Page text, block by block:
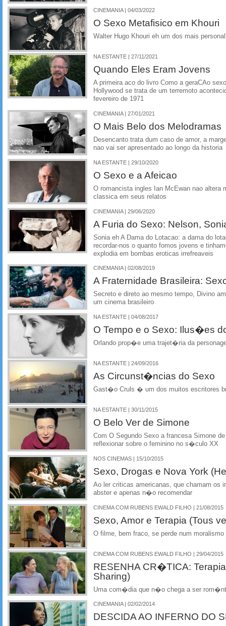
CINEMANIA | 04/03/2022
O Sexo Metafisico em Khouri
Walter Hugo Khouri eh um dos mais
NA ESTANTE | 27/11/2021
Quando Eles Eram Jovens
A primeira aco do livro Como a geraCAo
Hollywood se trata de um terremoto
fevereiro de 1971
CINEMANIA | 27/01/2021
O Mais Belo dos Melodramas
Desencanto trata dum caso de amor, a
nao vai ser apresentado ao longo da historia
NA ESTANTE | 29/10/2020
O Sexo e a Afeicao
O romancista ingles Ian McEwan nao altera
classica em seus relatos
CINEMANIA | 29/06/2020
A Furia do Sexo: Nelson,
Sonia eh A Dama do Lotacao: a dama do
recordar-nos o quanto fomos jovens e
explodia em bombas eroticas irrefreaveis
CINEMANIA | 02/08/2019
A Fraternidade Brasileira:
Secreto e direto ao mesmo tempo, Divino
um cinema brasileiro
NA ESTANTE | 04/08/2017
O Tempo e o Sexo: Ilus�es
Orlando prop�e uma trajet�ria da
NA ESTANTE | 24/09/2016
As Circunst�ncias do Sexo
Gast�o Cruls � um dos muitos escritores
NA ESTANTE | 30/11/2015
O Belo Ver de Simone
Com O Segundo Sexo a francesa Simone
reflexionar sobre o feminino no s�culo XX
NOS CINEMAS | 15/10/2015
Sexo, Drogas e Nova York
Ao ler criticas americanas, que chamam
abster e apenas n�o recomendar
CINEMA COM RUBENS EWALD FILHO | 21/08/2015
Sexo, Amor e Terapia (Tous
O filme, bem fraco, se perde num moralismo
CINEMA COM RUBENS EWALD FILHO | 29/04/2015
RESENHA CR�TICA:
Sharing)
Uma com�dia que n�o chega a ser
CINEMANIA | 02/02/2014
DESCIDA AO INFERNO DO